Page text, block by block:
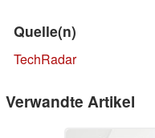
Quelle(n)
TechRadar
Verwandte Artikel